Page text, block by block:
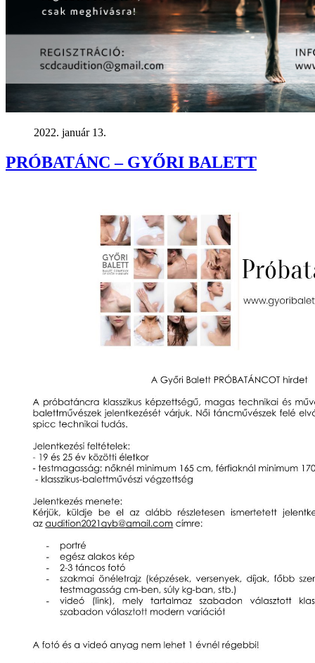
2022. január 13.
PRÓBATÁNC – GYŐRI BALETT